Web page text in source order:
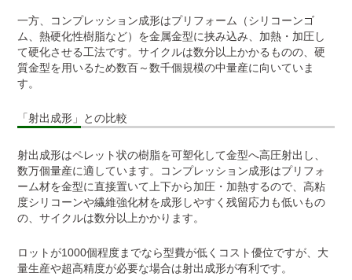
一方、コンプレッション成形はプリフォーム（シリコーンゴ
ム、熱硬化性樹脂など）を金属金型に挟み込み、加熱・加圧し
て硬化させる工法です。サイクルは数分以上かかるものの、硬
質金型を用いるため数百～数千個規模の中量産に向いていま
す。
「射出成形」との比較
射出成形はペレット状の樹脂を可塑化して金型へ高圧射出し、
数万個量産に適しています。コンプレッション成形はプリフォ
ーム材を金型に直接置いて上下から加圧・加熱するので、高粘
度シリコーンや繊維強化材を成形しやすく残留応力も低いもの
の、サイクルは数分以上かかります。
ロットが1000個程度までなら型費が低くコスト優位ですが、大
量生産や超高精度が必要な場合は射出成形が有利です。